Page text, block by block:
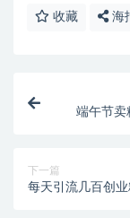
收藏 海
端午节卖
下一篇
每天引流几百创